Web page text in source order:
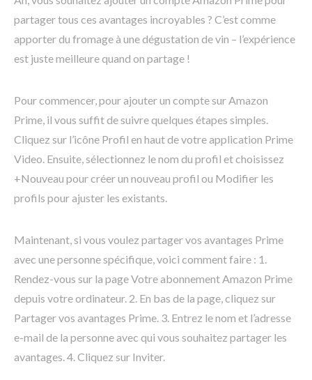
partager tous ces avantages incroyables ? C’est comme
apporter du fromage à une dégustation de vin – l’expérience
est juste meilleure quand on partage !
Pour commencer, pour ajouter un compte sur Amazon
Prime, il vous suffit de suivre quelques étapes simples.
Cliquez sur l’icône Profil en haut de votre application Prime
Video. Ensuite, sélectionnez le nom du profil et choisissez
+Nouveau pour créer un nouveau profil ou Modifier les
profils pour ajuster les existants.
Maintenant, si vous voulez partager vos avantages Prime
avec une personne spécifique, voici comment faire : 1.
Rendez-vous sur la page Votre abonnement Amazon Prime
depuis votre ordinateur. 2. En bas de la page, cliquez sur
Partager vos avantages Prime. 3. Entrez le nom et l’adresse
e-mail de la personne avec qui vous souhaitez partager les
avantages. 4. Cliquez sur Inviter.